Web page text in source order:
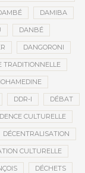
DAMIBA
DANBÉ
DANGORONI
TRADITIONNELLE
DDR-I DÉBAT
CULTURELLE
DÉCENTRALISATION
CULTURELLE
DÉCHETS